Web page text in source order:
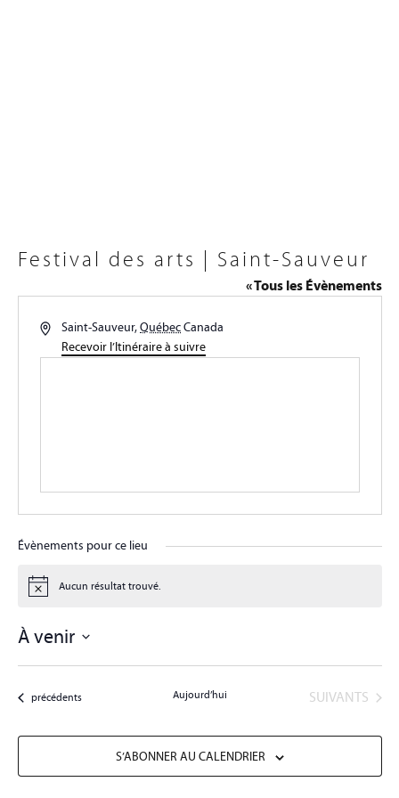
Festival des arts | Saint-Sauveur
« Tous les Évènements
AdresseSaint-Sauveur, Québec Canada
Recevoir l’Itinéraire à suivre
Évènements pour ce lieu
Notice Aucun résultat trouvé.
À venir
date.
Évènements
précédents Aujourd’hui ÉVÈNEMENTS
SUIVANTS
S’ABONNER AU CALENDRIER